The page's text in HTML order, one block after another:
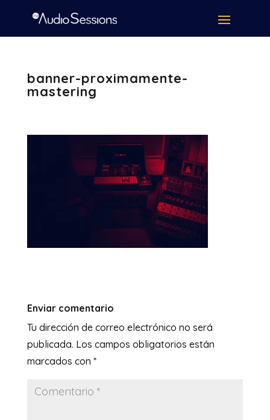
banner-proximamente-
mastering
Enviar comentario
Tu dirección de correo electrónico no será
publicada. Los campos obligatorios están
marcados con *